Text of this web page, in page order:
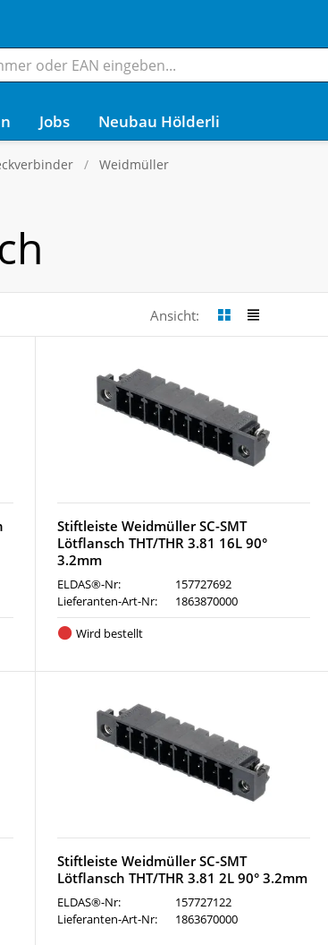
Jobs Neubau Hölderli
Weidmüller
Ansicht:
Stiftleiste Weidmüller SC-SMT
Lötflansch THT/THR 3.81 16L 90°
3.2mm
ELDAS®-Nr:
157727692
Lieferanten-Art-Nr:
1863870000
Wird bestellt
Stiftleiste Weidmüller SC-SMT
Lötflansch THT/THR 3.81 2L 90° 3.2mm
ELDAS®-Nr:
157727122
Lieferanten-Art-Nr:
1863670000